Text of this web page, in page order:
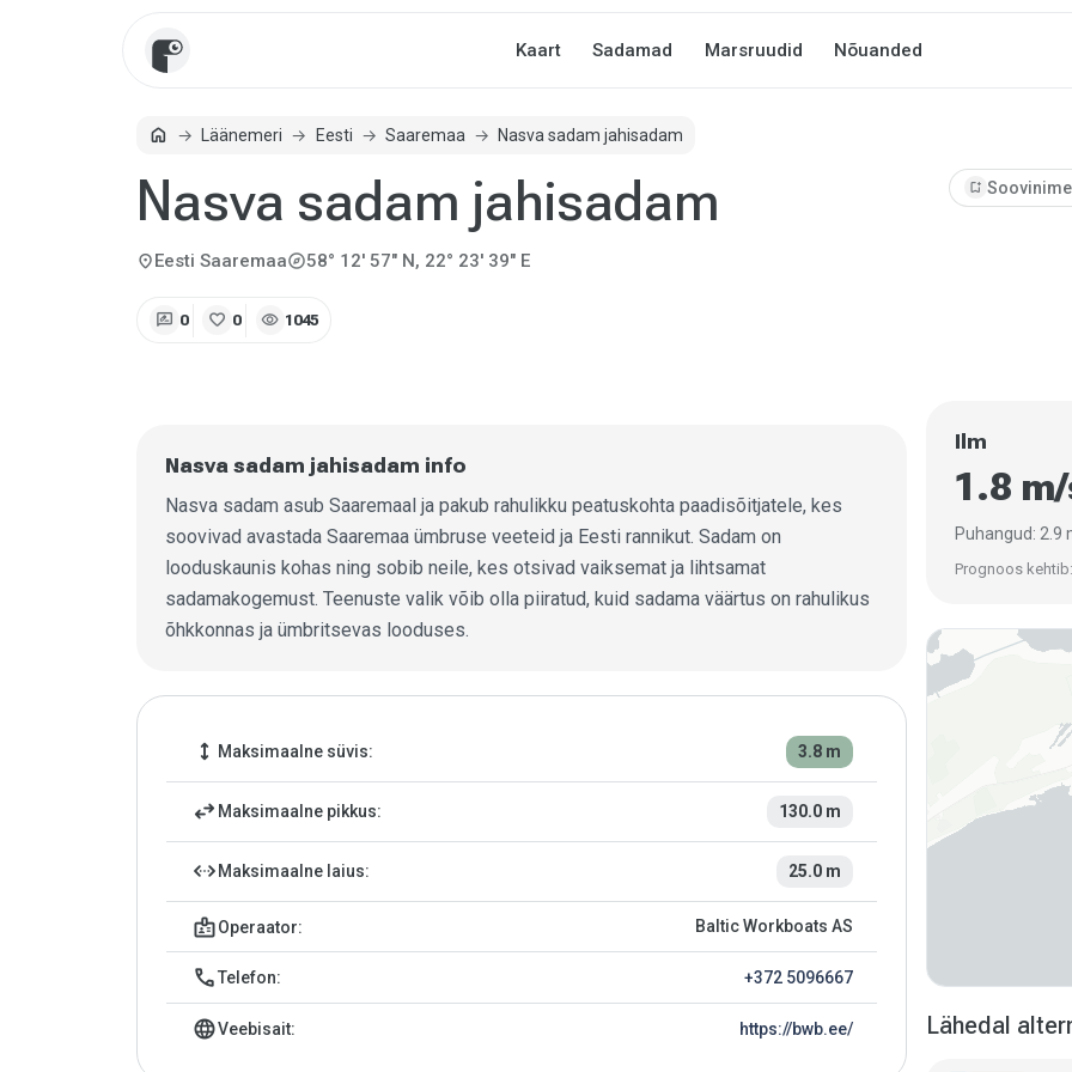
Kaart Sadamad Marsruudid Nõuanded
homeAvalehtLäänemeri Eesti Saaremaa Nasva sadam jahisadam
Nasva sadam jahisadam
location_onEesti Saaremaaexplore58° 12' 57" N, 22° 23' 39" E
bookmark_add
rate_review 0 favorite 0 visibility 1045
Nasva sadam jahisadam info
Nasva sadam asub Saaremaal ja pakub rahulikku peatuskohta paadisõitjatele, kes
soovivad avastada Saaremaa ümbruse veeteid ja Eesti rannikut. Sadam on
looduskaunis kohas ning sobib neile, kes otsivad vaiksemat ja lihtsamat
sadamakogemust. Teenuste valik võib olla piiratud, kuid sadama väärtus on rahulikus
õhkkonnas ja ümbritsevas looduses.
Jahtsadama andmed
height Maksimaalne süvis: 3.8 m
swap_horiz Maksimaalne pikkus: 130.0 m
settings_ethernet Maksimaalne laius: 25.0 m
badgeOperaator: Baltic Workboats AS
callTelefon: +372 5096667
languageVeebisait: https://bwb.ee/
Ilm
1.8
Puhangud: 2.9
Prognoos
Lähedal